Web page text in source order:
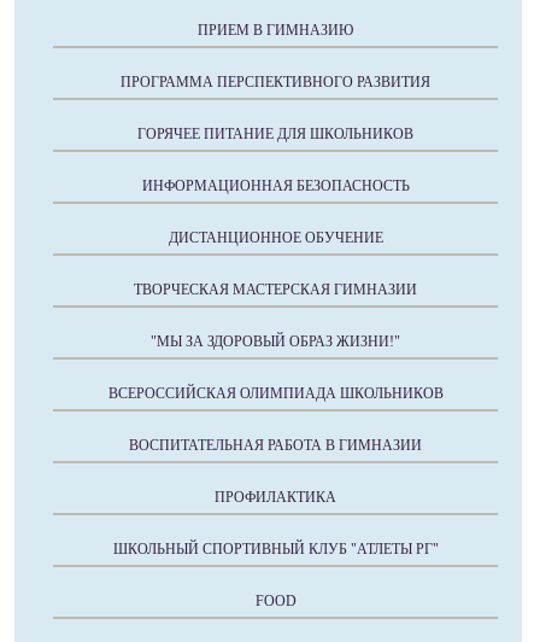
ПРИЕМ В ГИМНАЗИЮ
ПРОГРАММА ПЕРСПЕКТИВНОГО РАЗВИТИЯ
ГОРЯЧЕЕ ПИТАНИЕ ДЛЯ ШКОЛЬНИКОВ
ИНФОРМАЦИОННАЯ БЕЗОПАСНОСТЬ
ДИСТАНЦИОННОЕ ОБУЧЕНИЕ
ТВОРЧЕСКАЯ МАСТЕРСКАЯ ГИМНАЗИИ
"МЫ ЗА ЗДОРОВЫЙ ОБРАЗ ЖИЗНИ!"
ВСЕРОССИЙСКАЯ ОЛИМПИАДА ШКОЛЬНИКОВ
ВОСПИТАТЕЛЬНАЯ РАБОТА В ГИМНАЗИИ
ПРОФИЛАКТИКА
ШКОЛЬНЫЙ СПОРТИВНЫЙ КЛУБ "АТЛЕТЫ РГ"
FOOD